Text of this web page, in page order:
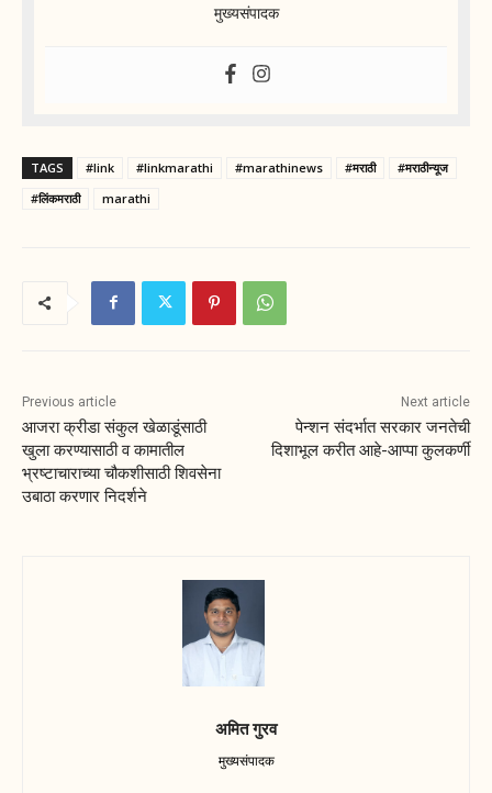
मुख्यसंपादक
TAGS #link #linkmarathi #marathinews #मराठी
#मराठीन्यूज
#लिंकमराठी
marathi
Previous article
आजरा क्रीडा संकुल खेळाडूंसाठी
खुला करण्यासाठी व कामातील
भ्रष्टाचाराच्या चौकशीसाठी शिवसेना
उबाठा करणार निदर्शने
Next article
पेन्शन संदर्भात सरकार जनतेची
दिशाभूल करीत आहे-आप्पा कुलकर्णी
अमित गुरव
मुख्यसंपादक